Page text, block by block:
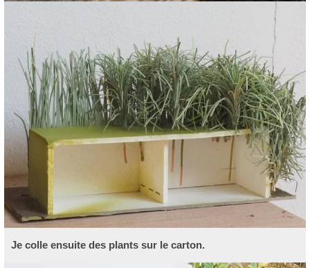
Je colle ensuite des plants sur le carton.